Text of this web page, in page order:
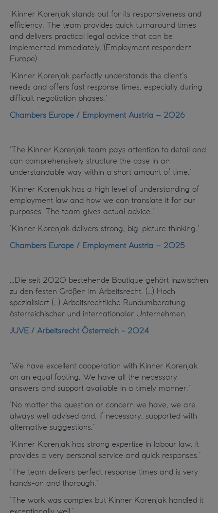
´Kinner Korenjak stands out for its responsiveness and
efficiency. The team provides quick turnaround times
and delivers practical legal advice that can be
implemented immediately.´(Employment respondent
Europe)
`Kinner Korenjak perfectly understands the client's
needs and offers fast response times, especially during
difficult negotiation phases.´
Chambers Europe / Employment Austria – 2026
‘The Kinner Korenjak team pays attention to detail and
can comprehensively structure the case in an
understandable way within a short amount of time.’
’Kinner Korenjak has a high level of understanding of
employment law and how we can translate it for our
purposes. The team gives actual advice.’
’Kinner Korenjak delivers strong, big-picture thinking.’
Chambers Europe / Employment Austria – 2025
…Die seit 2020 bestehende Boutique gehört inzwischen
zu den festen Größen im Arbeitsrecht. (…) Hoch
spezialisiert (…) Arbeitsrechtliche Rundumberatung
österreichischer und internationaler Unternehmen.
JUVE / Arbeitsrecht Österreich - 2024
‘We have excellent cooperation with Kinner Korenjak
on an equal footing. We have all the necessary
answers and support available in a timely manner.’
’No matter the question or concern we have, we are
always well advised and, if necessary, supported with
alternative suggestions.’
’Kinner Korenjak has strong expertise in labour law. It
provides a very personal service and quick responses.’
’The team delivers perfect response times and is very
hands-on and thorough.’
’The work was complex but Kinner Korenjak handled it